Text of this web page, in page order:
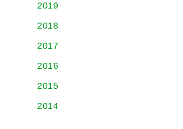
2019
2018
2017
2016
2015
2014